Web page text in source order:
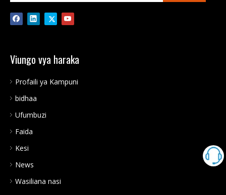
Viungo vya haraka
Profaili ya Kampuni
bidhaa
Ufumbuzi
Faida
Kesi
News
Wasiliana nasi